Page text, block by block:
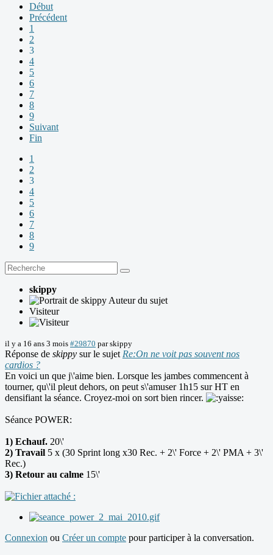
Début
Précédent
1
2
3
4
5
6
7
8
9
Suivant
Fin
1
2
3
4
5
6
7
8
9
skippy
Auteur du sujet
Visiteur
il y a 16 ans 3 mois #29870 parskippy
Réponse de skippy sur le sujet Re:On ne voit pas souvent nos
cardios ?
En voici un que j\'aime bien. Lorsque les jambes commencent à
tourner, qu\'il pleut dehors, on peut s\'amuser 1h15 sur HT en
densifiant la séance. Croyez-moi on sort bien rincer.
Séance POWER:
1) Echauf. 20\'
2) Travail 5 x (30 Sprint long x30 Rec. + 2\' Force + 2\' PMA + 3\'
Rec.)
3) Retour au calme 15\'
Connexion ou Créer un compte pour participer à la conversation.